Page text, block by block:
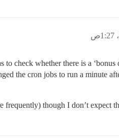
check whether there is a ‘bonus
the cron jobs to run a minute
though I don’t expect